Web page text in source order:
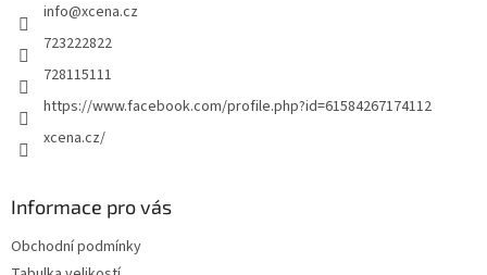
info@xcena.cz
723222822
728115111
https://www.facebook.com/profile.php?id=61584267174112
xcena.cz/
Informace pro vás
Obchodní podmínky